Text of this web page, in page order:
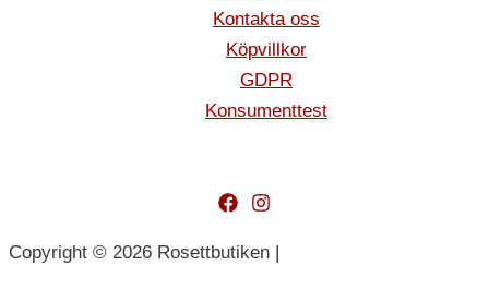
Kontakta oss
Köpvillkor
GDPR
Konsumenttest
Copyright © 2026 Rosettbutiken |